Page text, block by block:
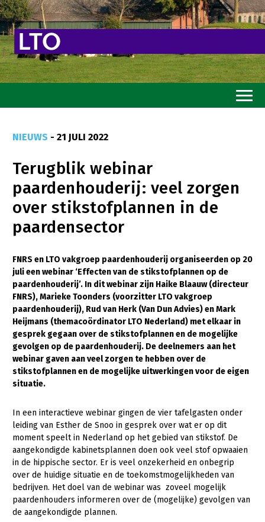
Goed eten
Mooi groen
Sterk ondernemerschap
Thema’s
Gezonde planten
Gezonde dieren
Natuur, klimaat en energie
Bodem en water
Platteland en omgeving
Internationaal
Sectoren
Dier
Biologische Landbouw
Geitenhouderij
Plant
Akkerbouw
Multifunctionele landbouw
NIEUWS - 21 JULI 2022
Terugblik webinar
paardenhouderij: veel zorgen
over stikstofplannen in de
paardensector
FNRS en LTO vakgroep paardenhouderij organiseerden op 20
juli een webinar ‘Effecten van de stikstofplannen op de
paardenhouderij’. In dit webinar zijn Haike Blaauw (directeur
FNRS), Marieke Toonders (voorzitter LTO vakgroep
paardenhouderij), Rud van Herk (Van Dun Advies) en Mark
Heijmans (themacoördinator LTO Nederland) met elkaar in
gesprek gegaan over de stikstofplannen en de mogelijke
gevolgen op de paardenhouderij. De deelnemers aan het
webinar gaven aan veel zorgen te hebben over de
stikstofplannen en de mogelijke uitwerkingen voor de eigen
situatie.
In een interactieve webinar gingen de vier tafelgasten onder
leiding van Esther de Snoo in gesprek over wat er op dit
moment speelt in Nederland op het gebied van stikstof. De
aangekondigde kabinetsplannen doen ook veel stof opwaaien
in de hippische sector. Er is veel onzekerheid en onbegrip
over de huidige situatie en de toekomstmogelijkheden van
bedrijven. Het doel van de webinar was zoveel mogelijk
paardenhouders informeren over de (mogelijke) gevolgen van
de aangekondigde plannen.